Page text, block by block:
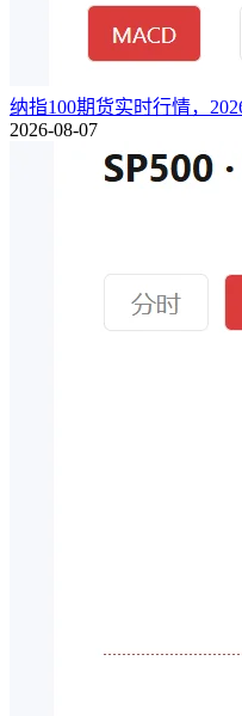
纳指100期货实时行情，
2026-08-07